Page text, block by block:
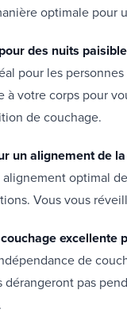
optimale pour
des nuits
pour les
à votre corps pour
de couchage.
un alignement de
alignement optimal
Vous vous
excellente
de
dérangeront pas